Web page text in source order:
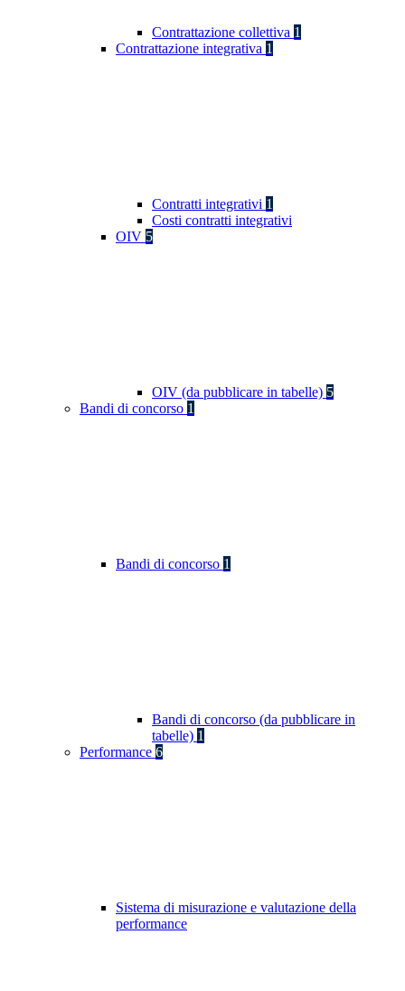
Contrattazione collettiva 1
Contrattazione integrativa 1
Contratti integrativi 1
Costi contratti integrativi
OIV 5
OIV (da pubblicare in tabelle) 5
Bandi di concorso 1
Bandi di concorso 1
Bandi di concorso (da pubblicare in
tabelle) 1
Performance 6
Sistema di misurazione e valutazione della
performance